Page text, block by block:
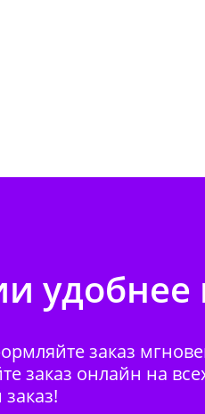
удобнее
заказ
заказ онлайн на